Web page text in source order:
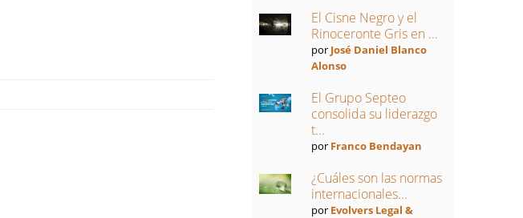
El Cisne Negro y el
Rinoceronte Gris en ...
por José Daniel Blanco
Alonso
El Grupo Septeo
consolida su liderazgo
t...
por Franco Bendayan
¿Cuáles son las normas
internacionales...
por Evolvers Legal &